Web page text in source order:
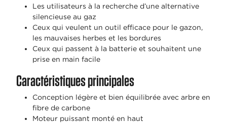
Les utilisateurs à la recherche d’une alternative
silencieuse au gaz
Ceux qui veulent un outil efficace pour le gazon,
les mauvaises herbes et les bordures
Ceux qui passent à la batterie et souhaitent une
prise en main facile
Caractéristiques principales
Conception légère et bien équilibrée avec arbre en
fibre de carbone
Moteur puissant monté en haut